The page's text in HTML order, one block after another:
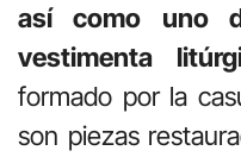
así como uno
vestimenta
formado por la
son piezas